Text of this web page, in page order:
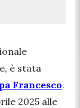
è stata
Francesco.
2025 alle